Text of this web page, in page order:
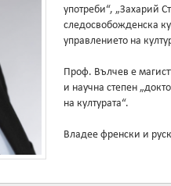
употреби“, „Захарий
следосвобожденска
управлението на
Проф. Вълчев е
и научна степен
на културата“.
Владее френски и